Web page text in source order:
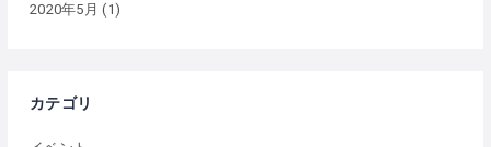
2020年5月 (1)
カテゴリ